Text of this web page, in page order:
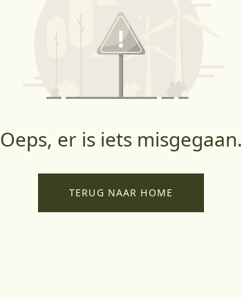
Oeps, er is iets misgegaan.
TERUG NAAR HOME